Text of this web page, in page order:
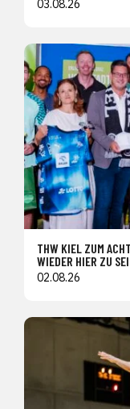
03.08.26
THW KIEL ZUM
WIEDER HIER ZU
02.08.26